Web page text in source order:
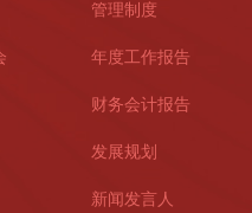
管理制度
年度工作报告
财务会计报告
发展规划
新闻发言人